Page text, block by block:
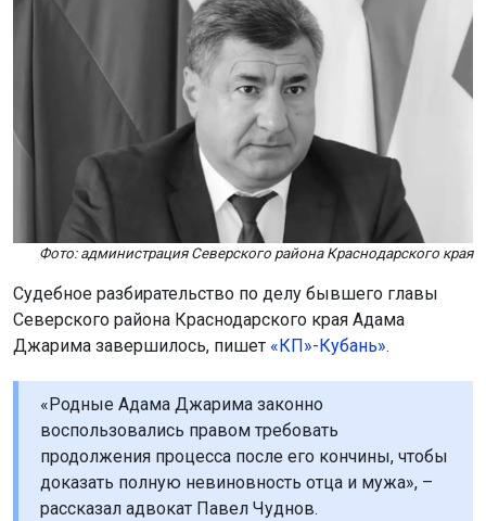
Фото: администрация Северского района Краснодарского края
Судебное разбирательство по делу бывшего главы
Северского района Краснодарского края Адама
Джарима завершилось, пишет «КП»-Кубань».
«Родные Адама Джарима законно
воспользовались правом требовать
продолжения процесса после его кончины, чтобы
доказать полную невиновность отца и мужа», –
рассказал адвокат Павел Чуднов.